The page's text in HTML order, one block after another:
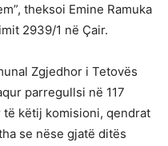
theksoi Emine Ramuka
2939/1 në Çair.
Zgjedhor i Tetovës
parregullsi në 117
këtij komisioni, qendrat
se nëse gjatë ditës